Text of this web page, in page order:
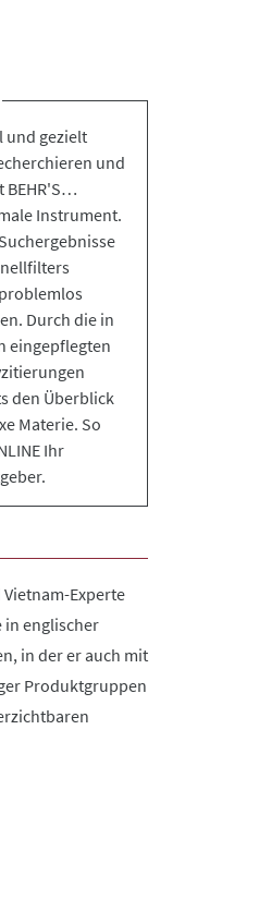
und gezielt
und
BEHR'S…
Instrument.
Durch die in
eingepflegten
den Überblick
Materie. So
Ihr
Experte
in englischer
in der er auch mit
Produktgruppen